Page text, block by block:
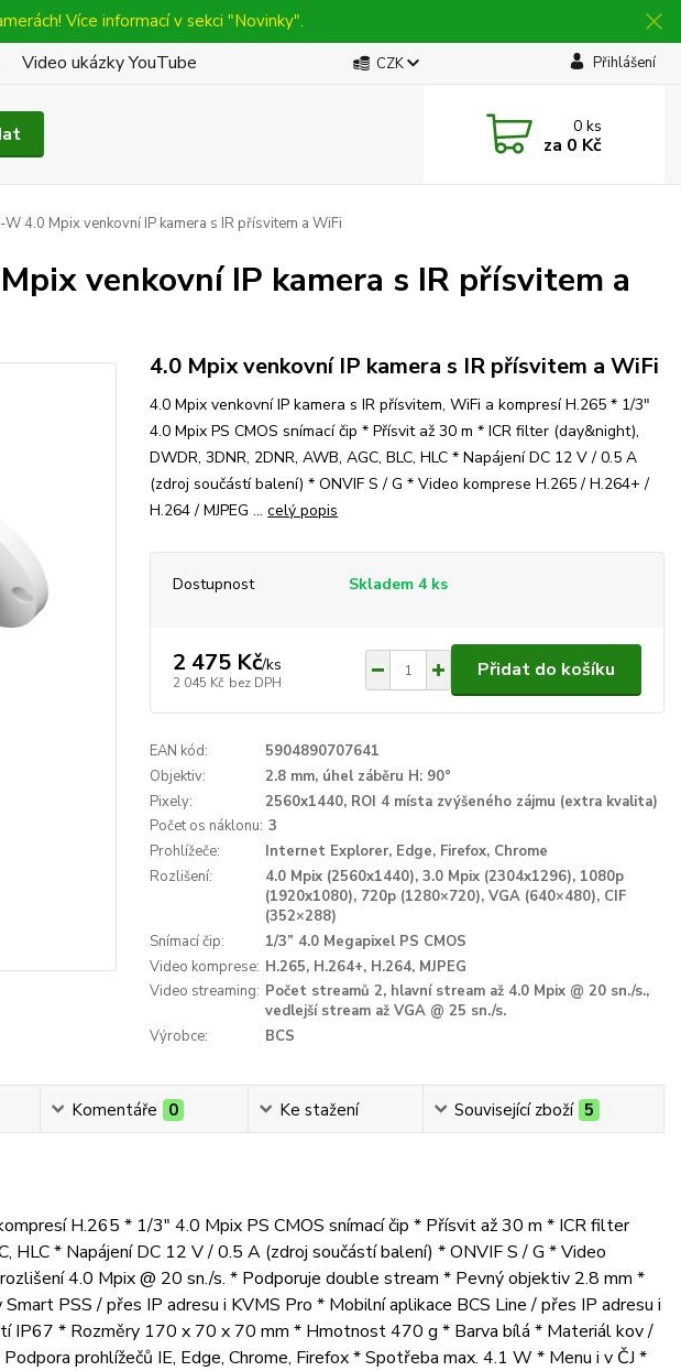
Více informací v sekci "Novinky".
Video ukázky YouTube CZK Přihlášení
0 ks
za 0 Kč
4.0 Mpix venkovní IP kamera s IR přísvitem a WiFi
venkovní IP kamera s IR přísvitem a
4.0 Mpix venkovní IP kamera s IR přísvitem a WiFi
4.0 Mpix venkovní IP kamera s IR přísvitem, WiFi a kompresí H.265 * 1/3"
4.0 Mpix PS CMOS snímací čip * Přísvit až 30 m * ICR filter (day&night),
DWDR, 3DNR, 2DNR, AWB, AGC, BLC, HLC * Napájení DC 12 V / 0.5 A
(zdroj součástí balení) * ONVIF S / G * Video komprese H.265 / H.264+ /
H.264 / MJPEG ...celý popis
Dostupnost Skladem 4 ks
2 475 Kč/ks
2 045 Kč bez DPH
Přidat do košíku
EAN kód:
5904890707641
Objektiv:
2.8 mm, úhel záběru H: 90°
Pixely:
2560x1440, ROI 4 místa zvýšeného zájmu (extra kvalita)
Počet os náklonu: 3
Prohlížeče:
Internet Explorer, Edge, Firefox, Chrome
Rozlišení:
4.0 Mpix (2560x1440), 3.0 Mpix (2304x1296), 1080p
(1920x1080), 720p (1280×720), VGA (640×480), CIF
(352×288)
Snímací čip:
1/3” 4.0 Megapixel PS CMOS
Video komprese: H.265, H.264+, H.264, MJPEG
Video streaming: Počet streamů 2, hlavní stream až 4.0 Mpix @ 20 sn./s.,
vedlejší stream až VGA @ 25 sn./s.
Výrobce:
BCS
Komentáře 0 Ke stažení Související zboží 5
H.265 * 1/3" 4.0 Mpix PS CMOS snímací čip * Přísvit až 30 m * ICR filter
HLC * Napájení DC 12 V / 0.5 A (zdroj součástí balení) * ONVIF S / G * Video
4.0 Mpix @ 20 sn./s. * Podporuje double stream * Pevný objektiv 2.8 mm *
PSS / přes IP adresu i KVMS Pro * Mobilní aplikace BCS Line / přes IP adresu i
IP67 * Rozměry 170 x 70 x 70 mm * Hmotnost 470 g * Barva bílá * Materiál kov /
prohlížečů IE, Edge, Chrome, Firefox * Spotřeba max. 4.1 W * Menu i v ČJ *